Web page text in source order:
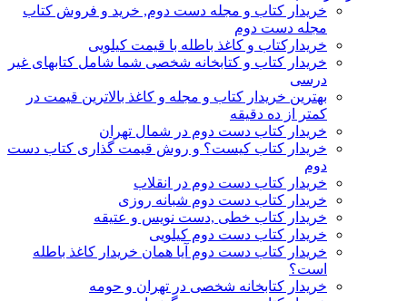
خریدار کتاب و مجله دست دوم, خرید و فروش کتاب
مجله دست دوم
خریدارکتاب و کاغذ باطله با قیمت کیلویی
خریدار کتاب و کتابخانه شخصی شما شامل کتابهای غیر
درسی
بهترین خریدار کتاب و مجله و کاغذ بالاترین قیمت در
کمتر از ده دقیقه
خریدار کتاب دست دوم در شمال تهران
خریدار کتاب کیست؟ و روش قیمت گذاری کتاب دست
دوم
خریدار کتاب دست دوم در انقلاب
خریدار کتاب دست دوم شبانه روزی
خریدار کتاب خطی ,دست نویس و عتیقه
خریدار کتاب دست دوم کیلویی
خریدار کتاب دست دوم آیا همان خریدار کاغذ باطله
است؟
خریدار کتابخانه شخصی در تهران و حومه